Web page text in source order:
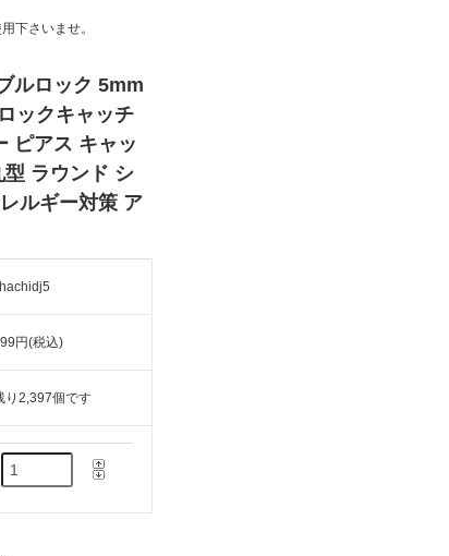
下さいませ。
ルロック 5mm
ックキャッチ
ピアス キャッ
ラウンド シ
ルギー対策 ア
円(税込)
り2,397個です